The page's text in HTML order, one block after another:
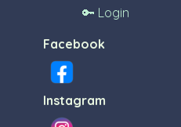
🔑 Login
Facebook
Instagram